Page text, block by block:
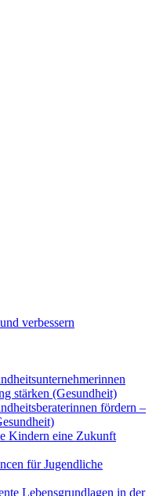
verbessern
stärken (Gesundheit)
fördern –
Kindern eine Zukunft
für Jugendliche
Lebensgrundlagen in der